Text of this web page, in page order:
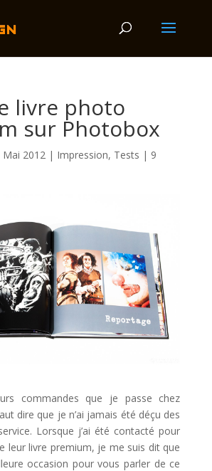
livre photo
sur Photobox
Mai 2012| Impression, Tests | 9
commandes que je passe chez
dire que je n’ai jamais été déçu des
Lorsque j’ai été contacté pour
leur livre premium, je me suis dit que
occasion pour vous parler de ce